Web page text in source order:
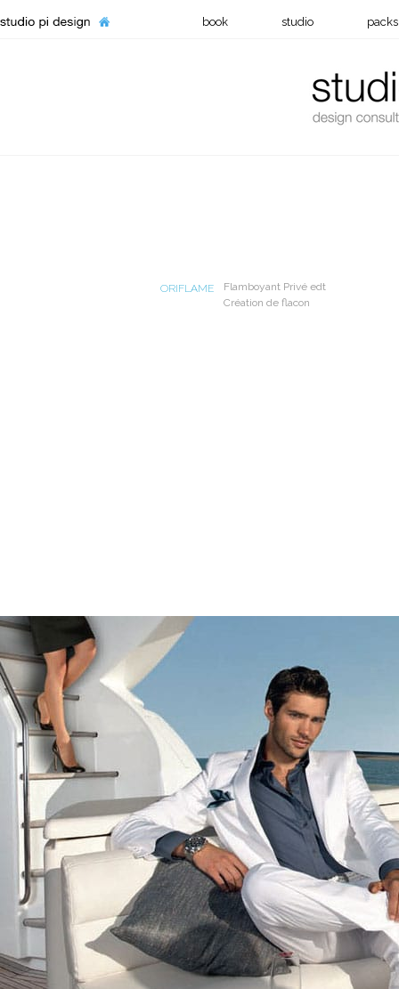
book studio
ORIFLAME
Flamboyant Privé edt
Création de flacon